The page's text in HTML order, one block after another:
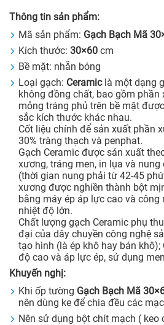
Thông tin sản phẩm:
Mã sản phẩm: Gạch Bạch Mã
Kích thước: 30×60 cm
Bề mặt: nhẵn bóng
Loại gạch: Ceramiclà một dạng
không đồng chất, bao gồm phần
mỏng tráng phủ trên bề mặt
sắc kích thước khác nhau.
Cốt liệu chính để sản xuất phần
30% tràng thạch và penphat.
Gạch Ceramic được sản xuất
xương, tráng men, in lụa và nung
(thời gian nung phải từ 42-45
xương được nghiền thành bột
bằng máy ép áp lực cao và công
nhiệt độ lớn.
Chất lượng gạch Ceramic phụ
đại của dây chuyền công nghệ
tạo hình (là ép khô hay bán
độ cao và áp lực ép, sử dụng
Khuyến nghị:
Khi ốp tường Gạch Bạch Mã
nên dùng ke để chia đều các
Nên sử dụng bột chít mạch (